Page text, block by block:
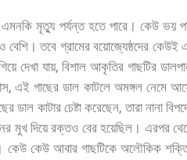
এমনকি মৃত্যু পর্যন্ত হতে পারে। কেউ ভয়
বেশি। তবে গ্রামের বয়োজ্যেষ্ঠদের কেউই
দেখা যায়,বিশাল আকৃতির গাছটির
,এই গাছের ডাল কাটলে অমঙ্গল নেমে
ডাল কাটার চেষ্টা করেছেন,তারা নানা
মুখ দিয়ে রক্তও বের হয়েছিল। এরপর
কেউ কেউ আবার গাছটিকে অলৌকিক